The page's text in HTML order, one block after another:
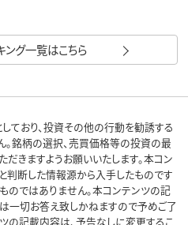
ング一覧はこちら
ており、投資その他の行動を勧誘する
。銘柄の選択、売買価格等の投資の最
きますようお願いいたします。本コン
判断した情報源から入手したものです
のではありません。本コンテンツの記
一切お答え致しかねますので予めご了
の記載内容は、予告なしに変更するこ